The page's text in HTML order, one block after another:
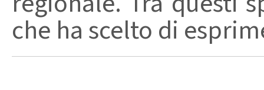
che ha scelto di